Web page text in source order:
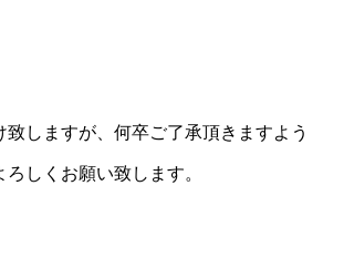
致しますが、何卒ご了承頂きますよう
ろしくお願い致します。